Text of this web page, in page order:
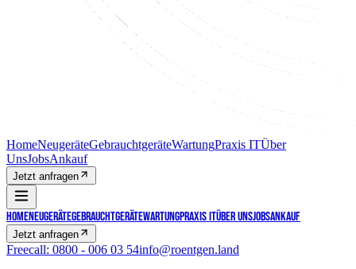
HomeNeugeräteGebrauchtgeräteWartungPraxis ITÜber
UnsJobsAnkauf
Jetzt anfragen
HomeNeugeräteGebrauchtgeräteWartungPraxis ITÜber UnsJobsAnkauf
Jetzt anfragen
Freecall: 0800 - 006 03 54info@roentgen.land